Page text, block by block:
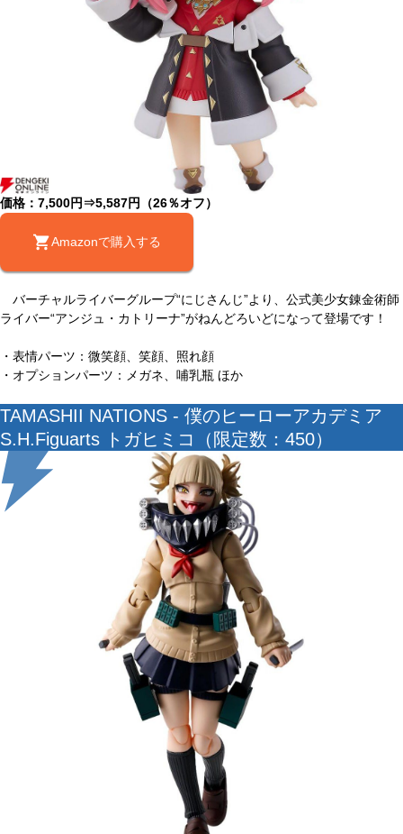
価格：7,500円⇒5,587円（26％オフ）
Amazonで購入する
バーチャルライバーグループ“にじさんじ”より、公式美少女錬金術師
ライバー“アンジュ・カトリーナ”がねんどろいどになって登場です！
・表情パーツ：微笑顔、笑顔、照れ顔
・オプションパーツ：メガネ、哺乳瓶 ほか
TAMASHII NATIONS - 僕のヒーローアカデミア
S.H.Figuarts トガヒミコ（限定数：450）